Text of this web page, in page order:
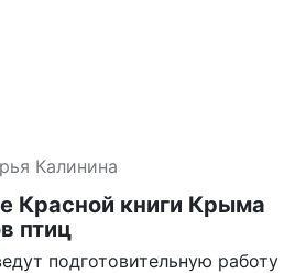
Калинина
Красной книги Крыма
птиц
подготовительную работу